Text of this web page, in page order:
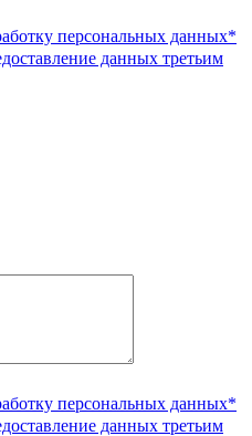
персональных данных*
данных третьим
персональных данных*
данных третьим